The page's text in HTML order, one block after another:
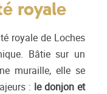
royale
royale de Loches
Bâtie sur un
muraille, elle se
: le donjon et